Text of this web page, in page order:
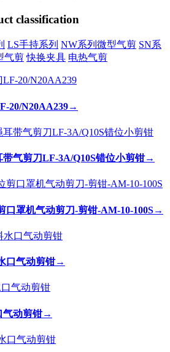
classification
LS手持系列 NW系列微型气剪 SN系
气剪 快换夹具 电热气剪
20/N20AA239→
气剪刀LF-3A/Q10S错位小剪钳→
口罩机气动剪刀-剪钳-AM-10-100S→
口气动剪钳→
气动剪钳→